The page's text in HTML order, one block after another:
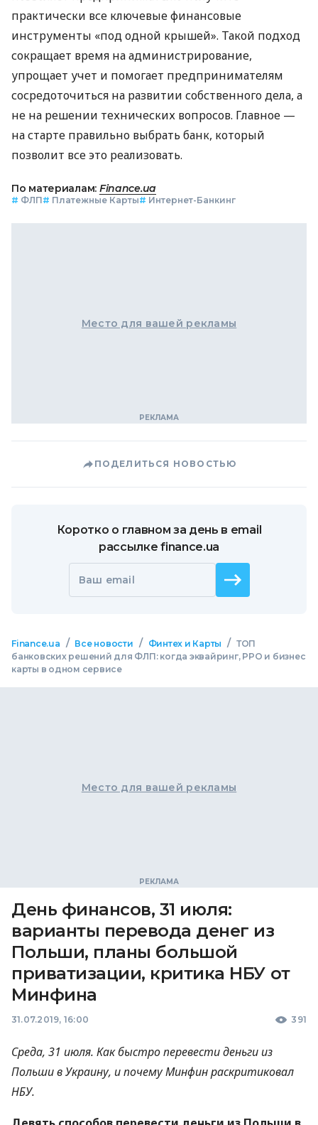
практически все ключевые финансовые
инструменты «под одной крышей». Такой подход
сокращает время на администрирование,
упрощает учет и помогает предпринимателям
сосредоточиться на развитии собственного дела, а
не на решении технических вопросов. Главное —
на старте правильно выбрать банк, который
позволит все это реализовать.
По материалам: Finance.ua
# ФЛП# Платежные Карты# Интернет-Банкинг
Место для вашей рекламы
ПОДЕЛИТЬСЯ НОВОСТЬЮ
Коротко о главном за день в email
рассылке finance.ua
Ваш email
Finance.ua / Все новости / Финтех и Карты / ТОП
банковских решений для ФЛП: когда эквайринг, РРО и бизнес
карты в одном сервисе
Место для вашей рекламы
День финансов, 31 июля:
варианты перевода денег из
Польши, планы большой
приватизации, критика НБУ от
Минфина
31.07.2019, 16:00 391
Среда, 31 июля. Как быстро перевести деньги из
Польши в Украину, и почему Минфин раскритиковал
НБУ.